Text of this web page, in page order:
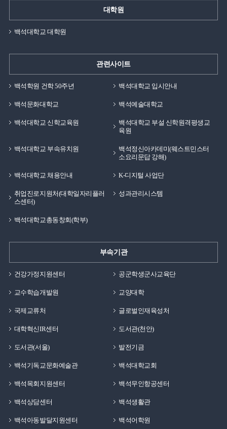
대학원
백석대학교 대학원
관련사이트
백석학원 건학 50주년 백석대학교 입시안내
백석문화대학교 백석예술대학교
백석대학교 신학교육원
백석대학교 부설 신학원격평생교
육원
백석대학교 부속유치원
백석정신아카데미(웨스트민스터
소요리문답 강해)
백석대학교 채용안내 K-디지털 사업단
취업진로지원처(대학일자리플러
스센터)
성과관리시스템
백석대학교총동창회(학부)
부속기관
건강가정지원센터 공군학생군사교육단
교수학습개발원 교양대학
국제교류처 글로벌인재육성처
대학혁신IR센터 도서관(천안)
도서관(서울) 발전기금
백석기독교문화예술관 백석대학교회
백석목회지원센터 백석무인항공센터
백석상담센터 백석생활관
백석아동발달지원센터 백석어학원